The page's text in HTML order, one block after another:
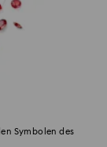
Symbolen des